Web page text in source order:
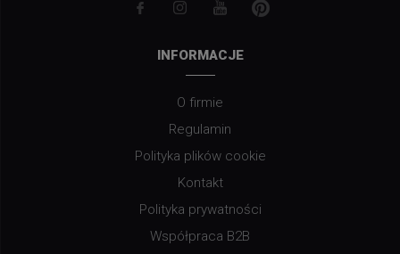
INFORMACJE
O firmie
Regulamin
Polityka plików cookie
Kontakt
Polityka prywatności
Współpraca B2B